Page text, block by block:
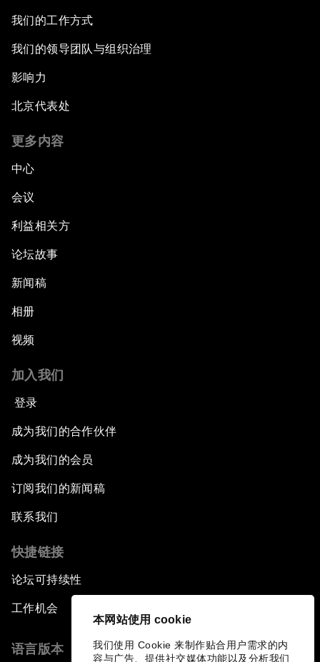
本网站使用 cookie
我们使用 Cookie 来制作贴合用户需求的内
容与广告、提供社交媒体功能以及分析我们
我们的工作方式
我们的领导团队与组织治理
影响力
北京代表处
更多内容
中心
会议
利益相关方
论坛故事
新闻稿
相册
视频
加入我们
登录
成为我们的合作伙伴
成为我们的会员
订阅我们的新闻稿
联系我们
快捷链接
论坛可持续性
工作机会
语言版本